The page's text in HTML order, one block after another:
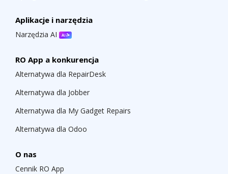
Aplikacje i narzędzia
Narzędzia AI
RO App a konkurencja
Alternatywa dla RepairDesk
Alternatywa dla Jobber
Alternatywa dla My Gadget Repairs
Alternatywa dla Odoo
O nas
Cennik RO App